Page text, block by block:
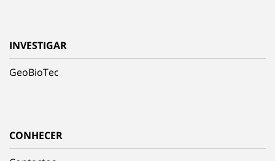
INVESTIGAR
GeoBioTec
CONHECER